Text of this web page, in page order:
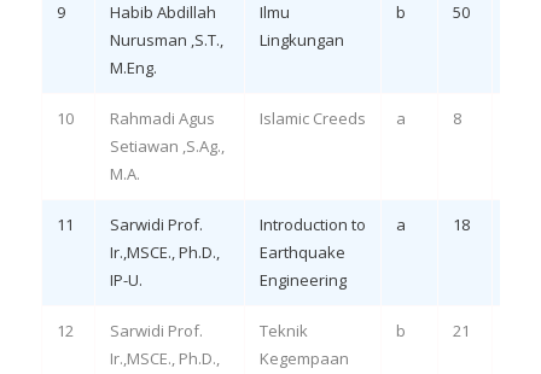
9
Habib Abdillah
Nurusman ,S.T.,
M.Eng.
Ilmu
Lingkungan
b 50
10
Rahmadi Agus
Setiawan ,S.Ag.,
M.A.
Islamic Creeds a 8
11
Sarwidi Prof.
Ir.,MSCE., Ph.D.,
IP-U.
Introduction to
Earthquake
Engineering
a 18
12
Sarwidi Prof.
Ir.,MSCE., Ph.D.,
Teknik
Kegempaan
b 21